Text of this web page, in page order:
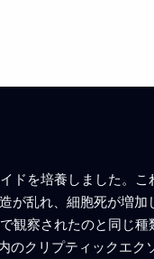
ドを培養しました。こ
乱れ、細胞死が増加
観察されたのと同じ種
のクリプティックエク